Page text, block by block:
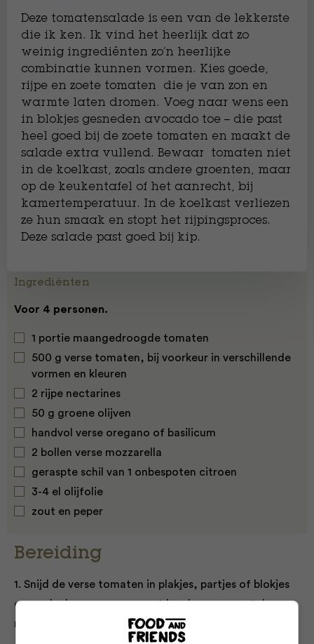
Deze tomatensalade is een van de lekkerste
die ik ken. Ik vind het heerlijk dat zo
weinig ingrediënten zo’n heerlijke
combinatie kunnen vormen. Kies goede,
rijpe en zoete tomaten die je van zon en
warmte laten dromen. Voeg naar wens een
in blokjes gesneden avocado toe – die past
heel goed bij de zoete tomaten en maakt de
salade extra vullend. Bewaar tomaten niet
in de koelkast, zoals andere groenten, maar
op de keukentafel of het aanrecht, bij
kamertemperatuur. In de koelkast verliezen
ze hun smaak en stopt het rijpingsproces.
Deze salade past goed bij kip.
Ingrediënten
Voor 4 personen.
1 portie maangedroogde tomaten
500 g verse tomaten, bij voorkeur in verschillende
vormen en kleuren
2 rijpe nectarines
50 g groene olijven
handvol verse oregano of basilicum
2 bollen verse mozzarella
geraspte schil van 1 onbespoten citroen
3-4 el olijfolie
zout en peper
Bereiding
1. Snijd de verse tomaten in plakjes, partjes of blokjes
en verdeel ze over een groot bord, samen met de
maangedroogde tomaten.